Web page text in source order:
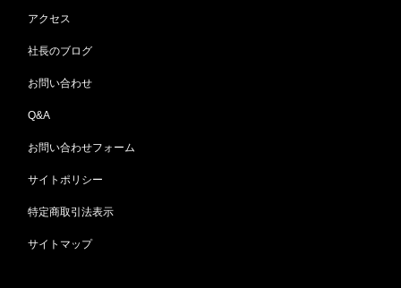
アクセス
社長のブログ
お問い合わせ
Q&A
お問い合わせフォーム
サイトポリシー
特定商取引法表示
サイトマップ